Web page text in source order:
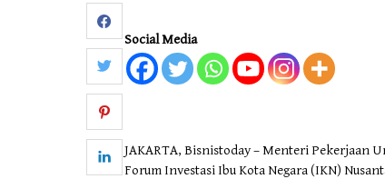
Social Media
JAKARTA, Bisnistoday – Menteri Pekerjaan
Forum Investasi Ibu Kota Negara (IKN)